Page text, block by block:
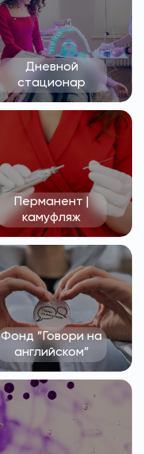
Дневной
стационар
Перманент |
камуфляж
Фонд ”Говори на
английском”